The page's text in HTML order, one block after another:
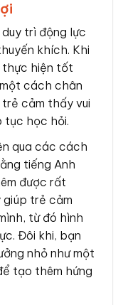
trì động lực
khích. Khi
thực hiện tốt
cách chân
cảm thấy vui
tục học hỏi.
qua các cách
tiếng Anh
được rất
giúp trẻ cảm
từ đó hình
Đôi khi, bạn
nhỏ như một
tạo thêm hứng